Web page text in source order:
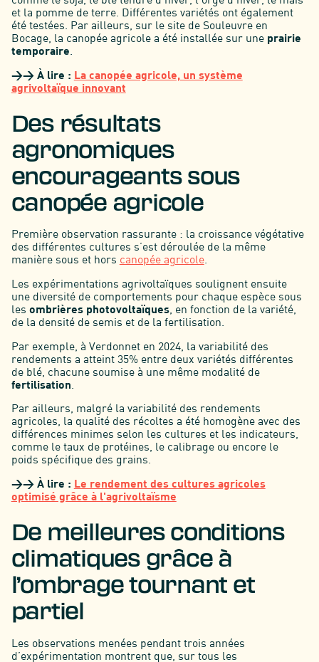
et la pomme de terre. Différentes variétés ont également
été testées. Par ailleurs, sur le site de Souleuvre en
Bocage, la canopée agricole a été installée sur une prairie
temporaire.
>> À lire : La canopée agricole, un système
agrivoltaïque innovant
Des résultats
agronomiques
encourageants sous
canopée agricole
Première observation rassurante : la croissance végétative
des différentes cultures s’est déroulée de la même
manière sous et hors canopée agricole.
Les expérimentations agrivoltaïques soulignent ensuite
une diversité de comportements pour chaque espèce sous
les ombrières photovoltaïques, en fonction de la variété,
de la densité de semis et de la fertilisation.
Par exemple, à Verdonnet en 2024, la variabilité des
rendements a atteint 35% entre deux variétés différentes
de blé, chacune soumise à une même modalité de
fertilisation
Par ailleurs, malgré la variabilité des rendements
agricoles, la qualité des récoltes a été homogène avec des
différences minimes selon les cultures et les indicateurs,
comme le taux de protéines, le calibrage ou encore le
poids spécifique des grains.
>> À lire : Le rendement des cultures agricoles
optimisé grâce à l'agrivoltaïsme
De meilleures conditions
climatiques grâce à
l’ombrage tournant et
partiel
Les observations menées pendant trois années
d’expérimentation montrent que, sur tous les